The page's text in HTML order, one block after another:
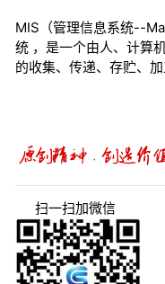
MIS（管理信息系统--
统 ，是一个由人、计算
的收集、传递、存贮、
扫一扫加微信